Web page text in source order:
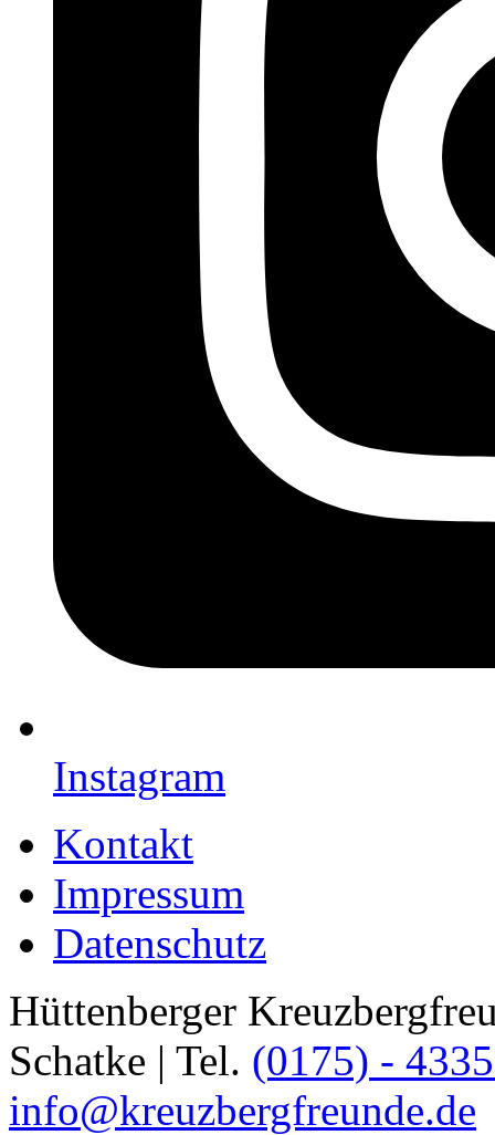
Instagram
Kontakt
Impressum
Datenschutz
Hüttenberger
Schatke | Tel. (0175) -
info@kreuzbergfreunde.de